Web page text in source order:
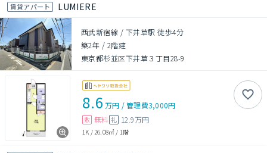
賃貸アパート LUMIERE
西武新宿線 / 下井草駅 徒歩4分
築2年 / 2階建
東京都杉並区下井草３丁目28-9
8.6 万円 /管理費3,000円
敷 無料 礼 12.9万円
1K /26.08㎡ / 1階